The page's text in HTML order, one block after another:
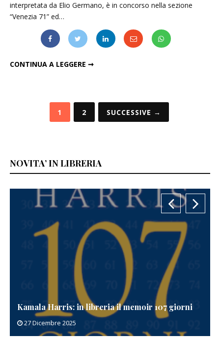
interpretata da Elio Germano, è in concorso nella sezione
“Venezia 71” ed…
CONTINUA A LEGGERE ➞
Paginazione
1 2 SUCCESSIVE →
NOVITA’ IN LIBRERIA
Kamala Harris: in libreria il memoir 107 giorni
27 Dicembre 2025